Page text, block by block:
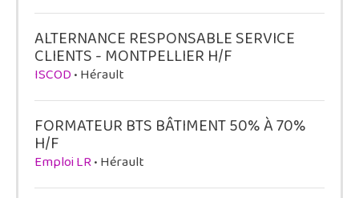
ALTERNANCE RESPONSABLE SERVICE
CLIENTS - MONTPELLIER H/F
ISCOD• Hérault
FORMATEUR BTS BÂTIMENT 50% À 70%
H/F
Emploi LR• Hérault